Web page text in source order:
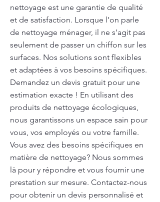
nettoyage est une garantie de qualité
et de satisfaction. Lorsque l’on parle
de nettoyage ménager, il ne s’agit pas
seulement de passer un chiffon sur les
surfaces. Nos solutions sont flexibles
et adaptées à vos besoins spécifiques.
Demandez un devis gratuit pour une
estimation exacte ! En utilisant des
produits de nettoyage écologiques,
nous garantissons un espace sain pour
vous, vos employés ou votre famille.
Vous avez des besoins spécifiques en
matière de nettoyage? Nous sommes
là pour y répondre et vous fournir une
prestation sur mesure. Contactez-nous
pour obtenir un devis personnalisé et